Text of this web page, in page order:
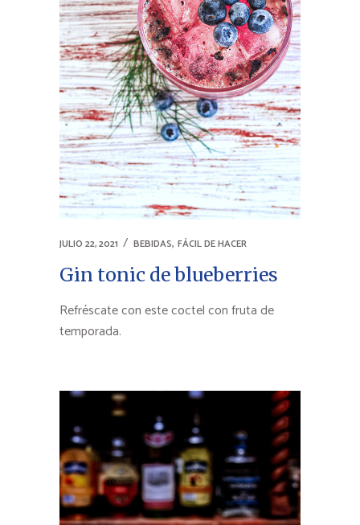
JULIO 22, 2021 BEBIDAS, FÁCIL DE HACER
Gin tonic de blueberries
Refréscate con este coctel con fruta de
temporada.